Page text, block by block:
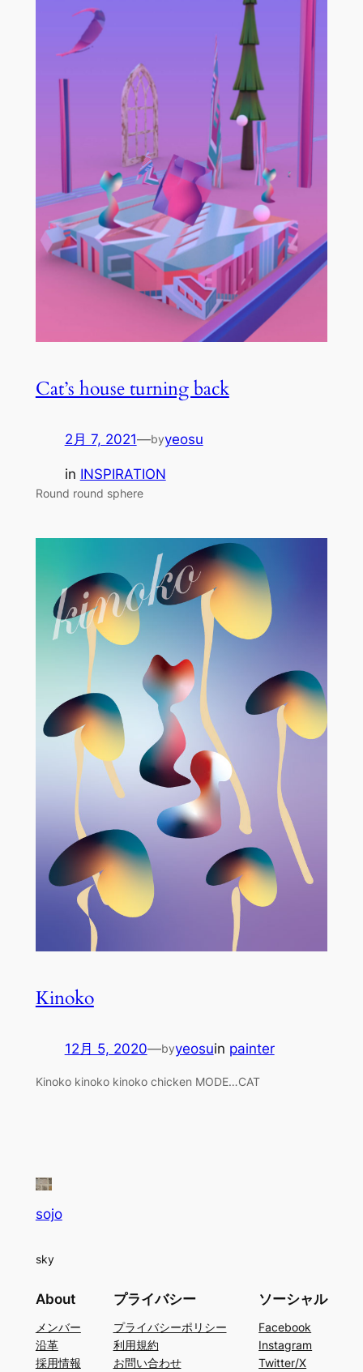
Cat’s house turning back
2月 7, 2021—byyeosu
in INSPIRATION
Round round sphere
Kinoko
12月 5, 2020—byyeosuin painter
Kinoko kinoko kinoko chicken MODE…CAT
sojo
sky
About
メンバー
沿革
採用情報
プライバシー
プライバシーポリシー
利用規約
お問い合わせ
ソーシャル
Facebook
Instagram
Twitter/X